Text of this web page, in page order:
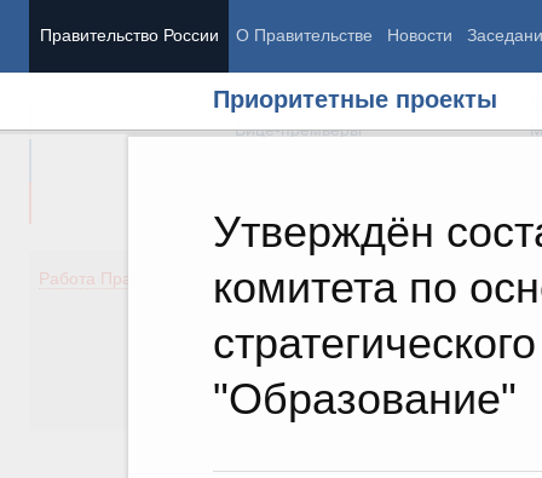
Правительство России О Правительстве Новости
Приоритетные проекты
Утверждён
комитета по
"Образование"
Председатель Правительства
Вице-премьеры
Работа Правительства
Демография
Здоровье
Культура
Государство